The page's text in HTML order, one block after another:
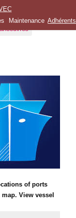
Maintenance Adhérents
of ports
View vessel